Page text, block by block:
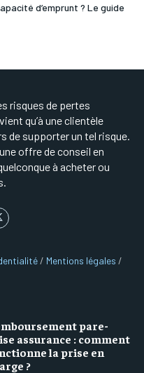
d’emprunt ? Le guide
risques de pertes
qu’à une clientèle
de supporter un tel risque.
offre de conseil en
à acheter ou
/ Mentions légales /
pare-
assurance : comment
la prise en
?